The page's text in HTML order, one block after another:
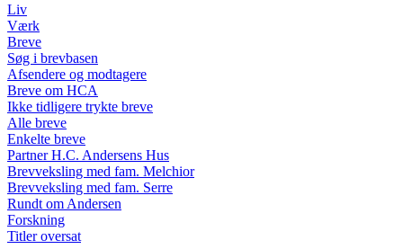
Liv
Værk
Breve
Søg i brevbasen
Afsendere og modtagere
Breve om HCA
Ikke tidligere trykte breve
Alle breve
Enkelte breve
Partner H.C. Andersens Hus
Brevveksling med fam. Melchior
Brevveksling med fam. Serre
Rundt om Andersen
Forskning
Titler oversat